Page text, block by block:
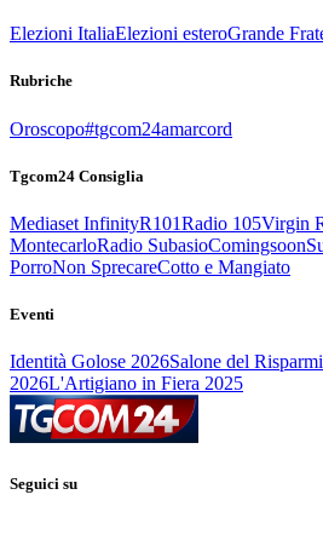
Elezioni ItaliaElezioni esteroGrande
Rubriche
Oroscopo#tgcom24amarcord
Tgcom24 Consiglia
Mediaset InfinityR101Radio 105Virgin
MontecarloRadio SubasioComingsoon
PorroNon SprecareCotto e Mangiato
Eventi
Identità Golose 2026Salone del
2026L'Artigiano in Fiera 2025
Seguici su